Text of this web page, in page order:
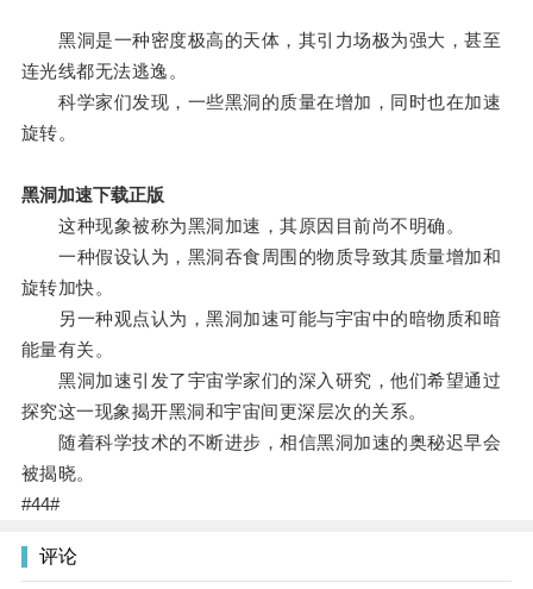
黑洞是一种密度极高的天体，其引力场极为强大，甚至
连光线都无法逃逸。
科学家们发现，一些黑洞的质量在增加，同时也在加速
旋转。
黑洞加速下载正版
这种现象被称为黑洞加速，其原因目前尚不明确。
一种假设认为，黑洞吞食周围的物质导致其质量增加和
旋转加快。
另一种观点认为，黑洞加速可能与宇宙中的暗物质和暗
能量有关。
黑洞加速引发了宇宙学家们的深入研究，他们希望通过
探究这一现象揭开黑洞和宇宙间更深层次的关系。
随着科学技术的不断进步，相信黑洞加速的奥秘迟早会
被揭晓。
#44#
评论